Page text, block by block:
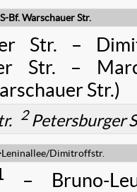
Bf. Warschauer Str.
Str. –
Str. –
Str.)
2Petersburger
Leninallee/Dimitroffstr.
– Bruno-